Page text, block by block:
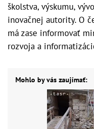
školstva, výskumu,
inovačnej autority. O
má zase informovať
rozvoja a
Mohlo by vás zaujímať: